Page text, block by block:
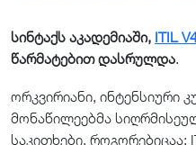
სინტაქს აკადემიაში, ITIL
წარმატებით დასრულდა.
ორკვირიანი, ინტენსიური
მონაწილეებმა
საკითხები, როგორებიცაა: